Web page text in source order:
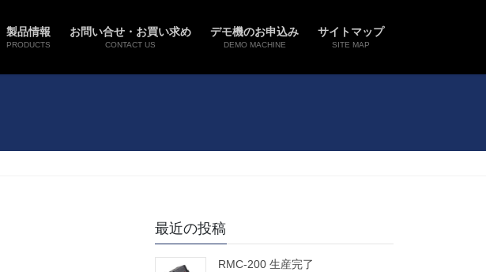
製品情報
PRODUCTS
お問い合せ・お買い求め
CONTACT US
デモ機のお申込み
DEMO MACHINE
サイトマップ
SITE MAP
最近の投稿
RMC-200 生産完了